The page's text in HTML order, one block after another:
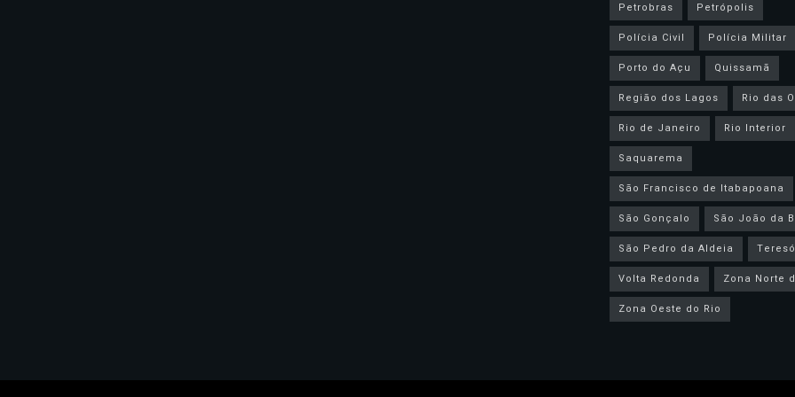
Petrobras
Petrópolis
Polícia Civil
Polícia Militar
Porto do Açu
Quissamã
Região dos Lagos
Rio das
Rio de Janeiro
Rio Interior
Saquarema
São Francisco de Itabapoana
São Gonçalo
São João da
São Pedro da Aldeia
Volta Redonda
Zona Norte
Zona Oeste do Rio